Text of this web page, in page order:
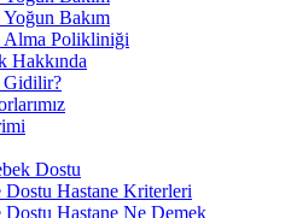
Bakım
Alma Polikliniği
Hakkında
Gidilir?
Dostu
Dostu Hastane Kriterleri
Dostu Hastane Ne Demek